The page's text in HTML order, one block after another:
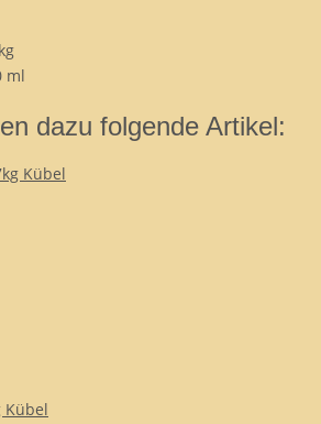
ml
dazu folgende Artikel:
Kübel